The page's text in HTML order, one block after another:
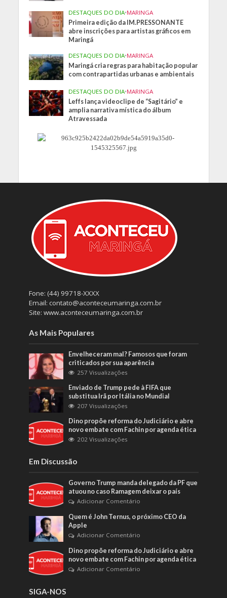
DESTAQUES DO DIA•MARINGA
Primeira edição da IM.PRESSONANTE
abre inscrições para artistas gráficos em
Maringá
DESTAQUES DO DIA•MARINGA
Maringá cria regras para habitação popular
com contrapartidas urbanas e ambientais
DESTAQUES DO DIA•MARINGA
Leffs lança videoclipe de “Sagitário” e
amplia narrativa mística do álbum
Atravessada
Fone: (44) 99718-XXXX
Email: contato@aconteceumaringa.com.br
Site: www.aconteceumaringa.com.br
As Mais Populares
Envelheceram mal? Famosos que foram
criticados por sua aparência
257 Visualizações
Enviado de Trump pede à FIFA que
substitua Irã por Itália no Mundial
207 Visualizações
Dino propõe reforma do Judiciário e abre
novo embate com Fachin por agenda ética
202 Visualizações
Em Discussão
Governo Trump manda delegado da PF que
atuou no caso Ramagem deixar o país
Adicionar Comentário
Quem é John Ternus, o próximo CEO da
Apple
Adicionar Comentário
Dino propõe reforma do Judiciário e abre
novo embate com Fachin por agenda ética
Adicionar Comentário
SIGA-NOS